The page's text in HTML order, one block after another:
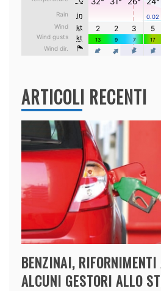
ARTICOLI RECENTI
BENZINAI,
ALCUNI GESTORI ALLO